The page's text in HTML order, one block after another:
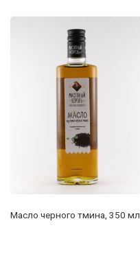
Масло черного тмина, 350 мл